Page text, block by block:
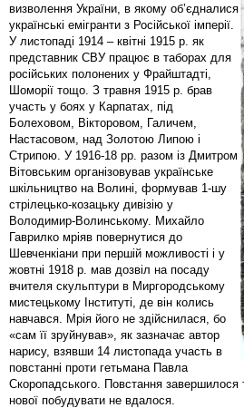
визволення України, в якому об’єдналися
українські емігранти з Російської імперії.
У листопаді 1914 – квітні 1915 р. як
представник СВУ працює в таборах для
російських полонених у Фрайштадті,
Шоморії тощо. З травня 1915 р. брав
участь у боях у Карпатах, під
Болеховом, Вікторовом, Галичем,
Настасовом, над Золотою Липою і
Стрипою. У 1916-18 рр. разом із Дмитром
Вітовським організовував українське
шкільництво на Волині, формував 1-шу
стрілецько-козацьку дивізію у
Володимир-Волинському. Михайло
Гаврилко мріяв повернутися до
Шевченкіани при першій можливості і у
жовтні 1918 р. мав дозвіл на посаду
вчителя скульптури в Миргородському
мистецькому Інституті, де він колись
навчався. Мрія його не здійснилася, бо
«сам її зруйнував», як зазначає автор
нарису, взявши 14 листопада участь в
повстанні проти гетьмана Павла
Скоропадського. Повстання завершилося
нової побудувати не вдалося.